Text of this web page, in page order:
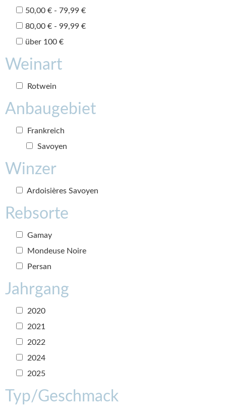
50,00 € - 79,99 €
80,00 € - 99,99 €
über 100 €
Weinart
Rotwein
Anbaugebiet
Frankreich
Savoyen
Winzer
Ardoisières Savoyen
Rebsorte
Gamay
Mondeuse Noire
Persan
Jahrgang
2020
2021
2022
2024
2025
Typ/Geschmack